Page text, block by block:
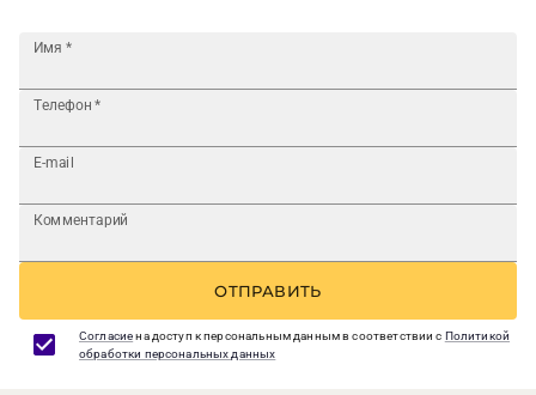
Имя *
Телефон *
E-mail
Комментарий
ОТПРАВИТЬ
Согласиена доступ к персональным данным в соответствии с Политикой
обработки персональных данных